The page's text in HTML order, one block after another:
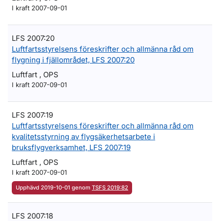
I kraft 2007-09-01
LFS 2007:20
Luftfartsstyrelsens föreskrifter och allmänna råd om
flygning i fjällområdet, LFS 2007:20
Luftfart , OPS
I kraft 2007-09-01
LFS 2007:19
Luftfartsstyrelsens föreskrifter och allmänna råd om
kvalitetsstyrning av flygsäkerhetsarbete i
bruksflygverksamhet, LFS 2007:19
Luftfart , OPS
I kraft 2007-09-01
Upphävd 2019-10-01 genom TSFS 2019:82
LFS 2007:18